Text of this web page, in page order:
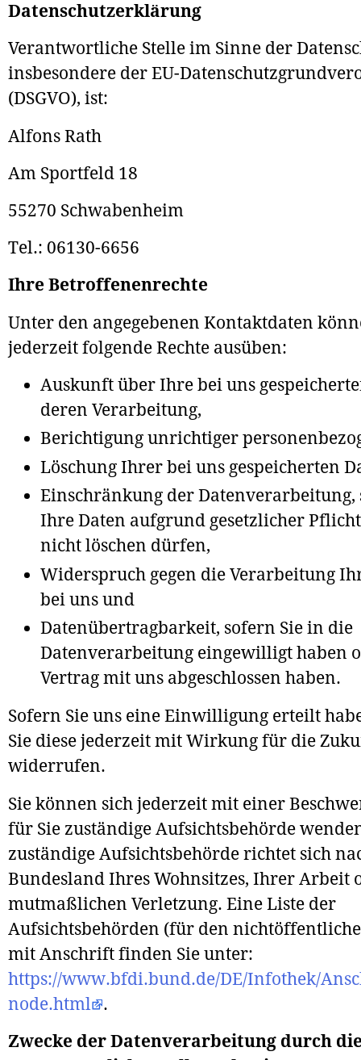
Datenschutzerklärung
Verantwortliche Stelle im Sinne der
insbesondere der EU-
(DSGVO), ist:
Alfons Rath
Am Sportfeld 18
55270 Schwabenheim
Tel.: 06130-6656
Ihre Betroffenenrechte
Unter den angegebenen Kontaktdaten
jederzeit folgende Rechte ausüben:
Auskunft über Ihre bei uns
deren Verarbeitung,
Berichtigung unrichtiger
Löschung Ihrer bei uns gespeicherten
Einschränkung der
Ihre Daten aufgrund gesetzlicher
nicht löschen dürfen,
Widerspruch gegen die Verarbeitung
bei uns und
Datenübertragbarkeit, sofern Sie in die
Datenverarbeitung eingewilligt haben
Vertrag mit uns abgeschlossen haben.
Sofern Sie uns eine Einwilligung erteilt
Sie diese jederzeit mit Wirkung für die
widerrufen.
Sie können sich jederzeit mit einer
für Sie zuständige Aufsichtsbehörde
zuständige Aufsichtsbehörde richtet sich
Bundesland Ihres Wohnsitzes, Ihrer Arbeit
mutmaßlichen Verletzung. Eine Liste der
Aufsichtsbehörden (für den
mit Anschrift finden Sie unter:
https://www.bfdi.bund.de/DE/Infothek/
node.html
.
Zwecke der Datenverarbeitung durch